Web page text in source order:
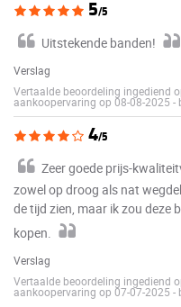
5/5
Uitstekende banden!
Verslag
Vertaalde beoordeling ingediend
aankoopervaring op 08-08-2025 -
4/5
Zeer goede prijs-
zowel op droog als nat
de tijd zien, maar ik zou deze
kopen.
Verslag
Vertaalde beoordeling ingediend
aankoopervaring op 07-07-2025 -